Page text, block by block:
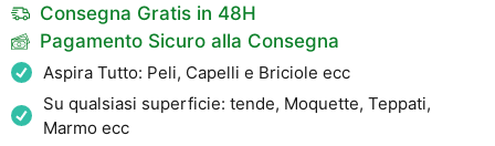
Consegna Gratis in 48H
Pagamento Sicuro alla Consegna
Aspira Tutto: Peli, Capelli e Briciole ecc
Su qualsiasi superficie: tende, Moquette, Teppati,
Marmo ecc